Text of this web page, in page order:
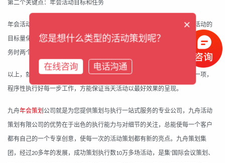
第二个关键点：年会活动目标和任务
年会活动的目标作为活动策划和执行的总体行动方向，活动任务则是把活动的
目标量化。活动任务有另外一个用途则是作为活动效果评估的依据。目标和任
务时两个不同的概念，活动策划运营者不能把两个概念弄混。
以上，就是 年会策划所需要做的准备工作。九舟年会策划
，用心对待每一项，
程序性执行好每一步工作，方能保证当天活动以最好效果的呈现。
九舟年会策划 公司就是为您提供策划与执行一站式服务的专业公司， 九舟活动
策划 有限公司的优势在于出色的执行能力与对细节的关注，总能使每一个客户
都有自己的一个专享创意，使每一次的活动策划都有新的亮点。九舟策划集
团，经过20多年的发展，成功策划执行数10万多场活动，是集‘ 国际会议策划、
×
您是想什么类型的活动策划呢？
在线咨询 电话沟通